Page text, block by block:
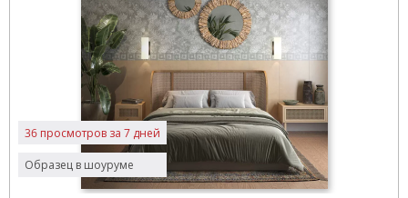
Образец в шоуруме
36 просмотров за 7 дней